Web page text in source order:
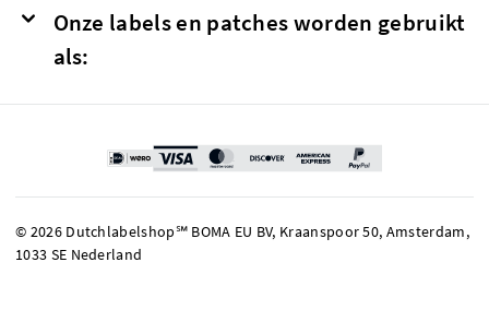
Onze labels en patches worden gebruikt
als:
© 2026 Dutchlabelshop℠ BOMA EU BV, Kraanspoor 50, Amsterdam,
1033 SE Nederland